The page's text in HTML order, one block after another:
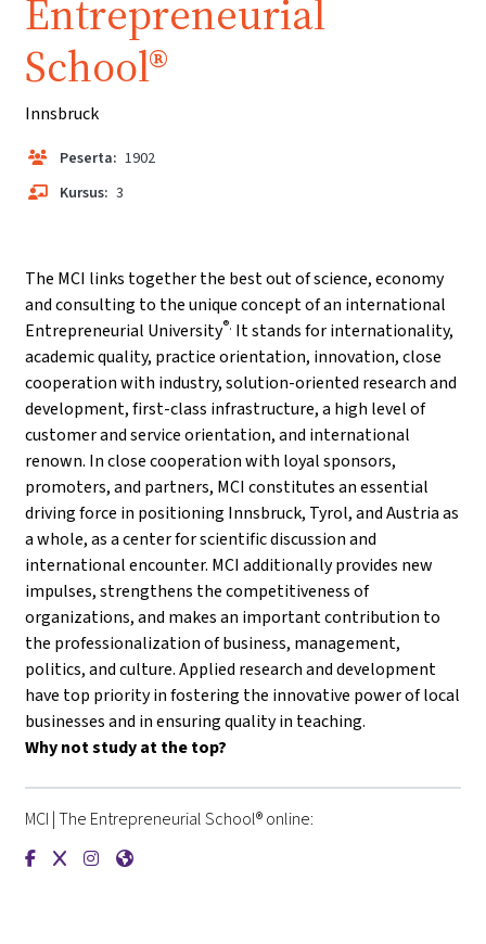
Entrepreneurial
School®
Innsbruck
Peserta: 1902
Kursus: 3
The MCI links together the best out of science, economy
and consulting to the unique concept of an international
Entrepreneurial University®. It stands for internationality,
academic quality, practice orientation, innovation, close
cooperation with industry, solution-oriented research and
development, first-class infrastructure, a high level of
customer and service orientation, and international
renown. In close cooperation with loyal sponsors,
promoters, and partners, MCI constitutes an essential
driving force in positioning Innsbruck, Tyrol, and Austria as
a whole, as a center for scientific discussion and
international encounter. MCI additionally provides new
impulses, strengthens the competitiveness of
organizations, and makes an important contribution to
the professionalization of business, management,
politics, and culture. Applied research and development
have top priority in fostering the innovative power of local
businesses and in ensuring quality in teaching.
Why not study at the top?
MCI | The Entrepreneurial School® online:
{mlang de}MCI | Die Unternehmerische
{mlang de}MCI | Die Unternehmerische
{mlang de}MCI | Die Unternehmerische
{mlang de}MCI | Die Unternehmerische